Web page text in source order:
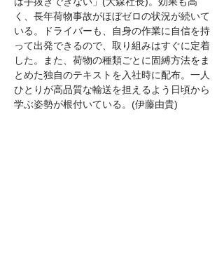
く、長年荷物事故がほぼゼロの状況が続いて
いる。ドライバーも、自身の作業に自信を持
って出発できるので、取り組みはすぐに定着
した。また、荷物の種類ごとに固縛方法をま
とめた独自のテキストを入社時に配布。一人
ひとりが高品質な輸送を担えるよう日頃から
学ぶ姿勢が根付いている。(伊藤由貴)